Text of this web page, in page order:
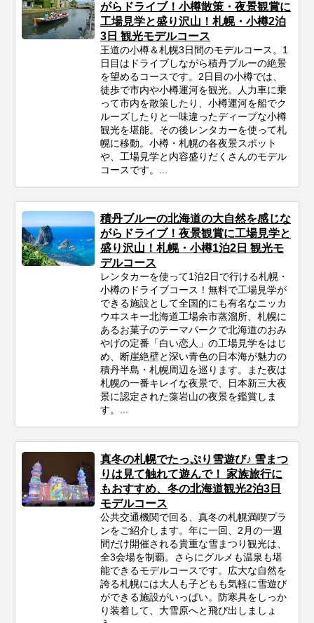
がらドライブ！小樽散策・夜景観賞に
工場見学と盛り沢山！札幌・小樽2泊
3日 観光モデルコース
王道の小樽＆札幌3日間のモデルコース。1
日目はドライブしながら積丹ブルーの絶景
を望めるコースです。2日目の小樽では、
徒歩で市内や小樽運河を観光。人力車に乗
って市内を散策したり、小樽運河を船でク
ルーズしたりと一味違ったディープな小樽
観光を堪能。その後レンタカーを使って札
幌に移動。小樽・札幌の各夜景スポット
や、工場見学と内容盛りだくさんのモデル
コースです。...
積丹ブルーの北海道の大自然を感じな
がらドライブ！夜景観賞に工場見学と
盛り沢山！札幌・小樽1泊2日 観光モ
デルコース
レンタカーを使って1泊2日で行ける札幌・
小樽のドライブコース！無料で工場見学が
できる施設として全国的にも有名なニッカ
ウヰスキー北海道工場余市蒸溜所、札幌に
あるお菓子のテーマパークで北海道のおみ
やげの定番「白い恋人」の工場見学をはじ
め、断崖絶壁と深い青色の日本海が魅力の
積丹半島・札幌周辺を巡ります。また夜は
札幌の一番キレイな夜景で、日本新三大夜
景に認定された藻岩山の夜景を鑑賞しま
す。...
真冬の札幌でたっぷり雪遊び♪ 雪まつ
りは見て触れて遊んで！ 家族旅行に
もおすすめ、冬の北海道観光2泊3日
モデルコース
公共交通機関で回る、真冬の札幌満喫プラ
ンをご紹介します。年に一回、2月の一週
間だけ開催される貴重な雪まつり観光は、
全3会場を制覇。さらにグルメも温泉も堪
能できるモデルコースです。広大な自然を
誇る札幌には大人も子どもも気軽に雪遊び
ができる施設がいっぱい。防寒具をしっか
り装着して、大雪原へと飛び出しましょ